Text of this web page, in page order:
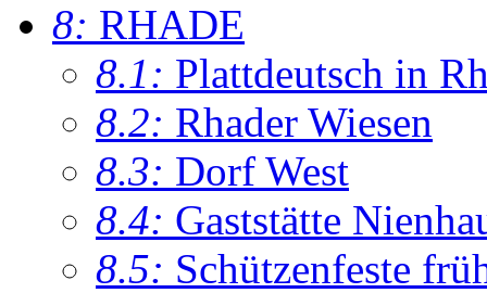
8: RHADE
8.1: Plattdeutsch in
8.2: Rhader Wiesen
8.3: Dorf West
8.4: Gaststätte
8.5: Schützenfeste